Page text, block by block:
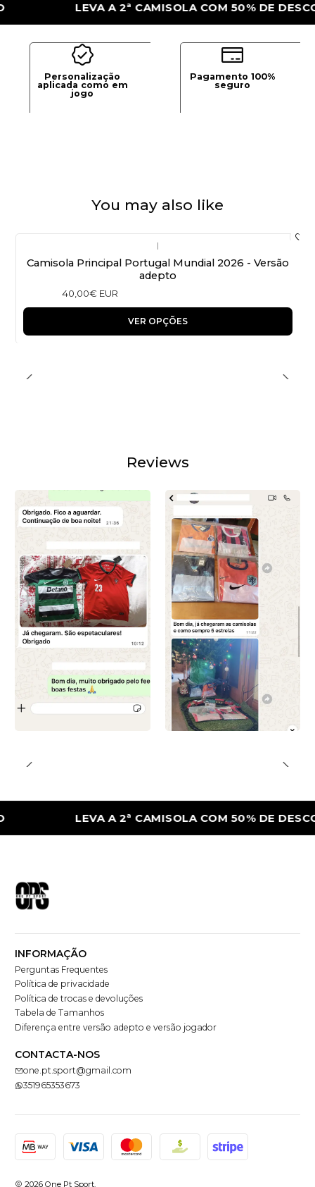
LEVA A 2ª CAMISOLA COM 50% DE DESCONTO
Personalização
aplicada como em
jogo
Pagamento 100%
seguro
You may also like
|
Camisola Principal Portugal Mundial 2026 - Versão
adepto
40,00€ EUR
VER OPÇÕES
Reviews
LEVA A 2ª CAMISOLA COM 50% DE DESCONTO
INFORMAÇÃO
Perguntas Frequentes
Política de privacidade
Política de trocas e devoluções
Tabela de Tamanhos
Diferença entre versão adepto e versão jogador
CONTACTA-NOS
one.pt.sport@gmail.com
351965353673
2026 One Pt Sport.